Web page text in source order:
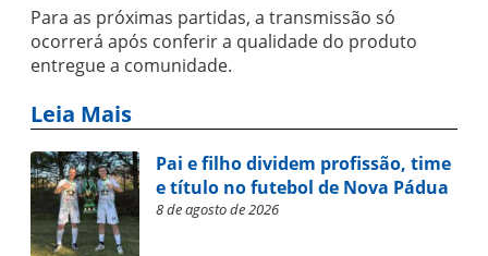
Para as próximas partidas, a transmissão só
ocorrerá após conferir a qualidade do produto
entregue a comunidade.
Leia Mais
Pai e filho dividem profissão, time
e título no futebol de Nova Pádua
8 de agosto de 2026